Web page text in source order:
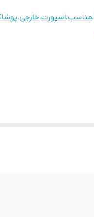
،مناسب،اسپورت،خارجی،